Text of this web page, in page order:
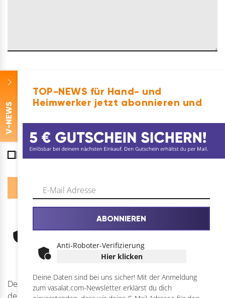
Bilder anhängen
Hierher ziehenoder
0von 5
Ja, ich möchte mich zum vasalat Newsletter anmelden.
Anti-Roboter-Verifizierung
Deine Privatsphäre ist uns wichtig. Durch das Absenden
deiner Anfrage stimmst du zu, dass wir deine Daten
V
-NEWS
TOP-NEWS für Hand- und
Heimwerker jetzt abonnieren und
ABONNIEREN
Anti-Roboter-Verifizierung
Hier klicken
Deine Daten sind bei uns sicher! Mit der Anmeldung
zum vasalat.com-Newsletter erklärst du dich